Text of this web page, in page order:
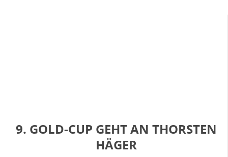
9. GOLD-CUP GEHT AN THORSTEN
HÄGER